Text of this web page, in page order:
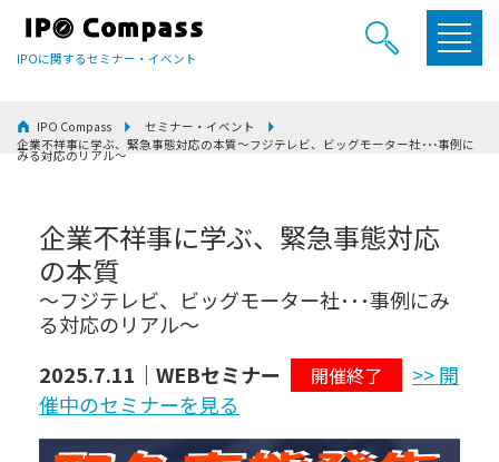
IPOに関するセミナー・イベント
IPO Compass
セミナー・イベント
企業不祥事に学ぶ、緊急事態対応の本質～フジテレビ、ビッグモーター社･･･事例に
みる対応のリアル～
企業不祥事に学ぶ、緊急事態対応
の本質
～フジテレビ、ビッグモーター社･･･事例にみ
る対応のリアル～
2025.7.11｜WEBセミナー
開催終了
>> 開
催中のセミナーを見る